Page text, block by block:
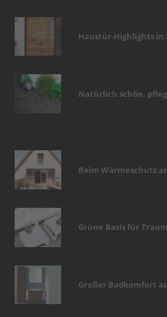
Haustür-Highlights in
Natürlich schön,
Beim Wärmeschutz
Grüne Basis für
Großer Badkomfort